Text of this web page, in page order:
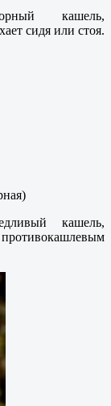
кашель,
сидя или стоя.
кашель,